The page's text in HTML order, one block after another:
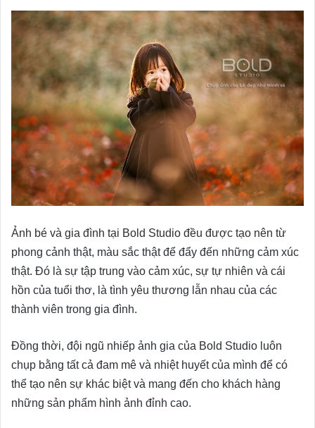
Ảnh bé và gia đình tại Bold Studio đều được tạo nên từ
phong cảnh thật, màu sắc thật để đẩy đến những cảm xúc
thật. Đó là sự tập trung vào cảm xúc, sự tự nhiên và cái
hồn của tuổi thơ, là tình yêu thương lẫn nhau của các
thành viên trong gia đình.
Đồng thời, đội ngũ nhiếp ảnh gia của Bold Studio luôn
chụp bằng tất cả đam mê và nhiệt huyết của mình để có
thể tạo nên sự khác biệt và mang đến cho khách hàng
những sản phẩm hình ảnh đỉnh cao.